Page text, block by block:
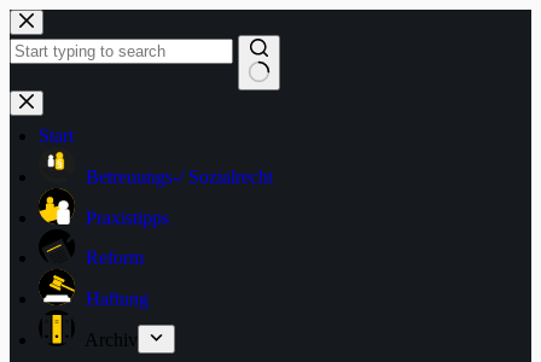
Zum
Inhalt
springen
Keine
Ergebnisse
Start
Betreuungs-/ Sozialrecht
Praxistipps
Reform
Haftung
Archiv